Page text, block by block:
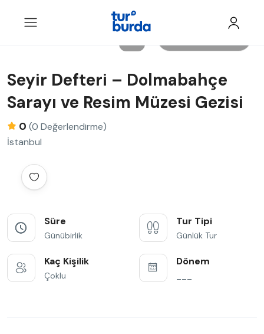
Seyir Defteri – Dolmabahçe
Sarayı ve Resim Müzesi Gezisi
0 (0 Değerlendirme)
İstanbul
Süre
Günübirlik
Tur Tipi
Günlük Tur
Kaç Kişilik
Çoklu
Dönem